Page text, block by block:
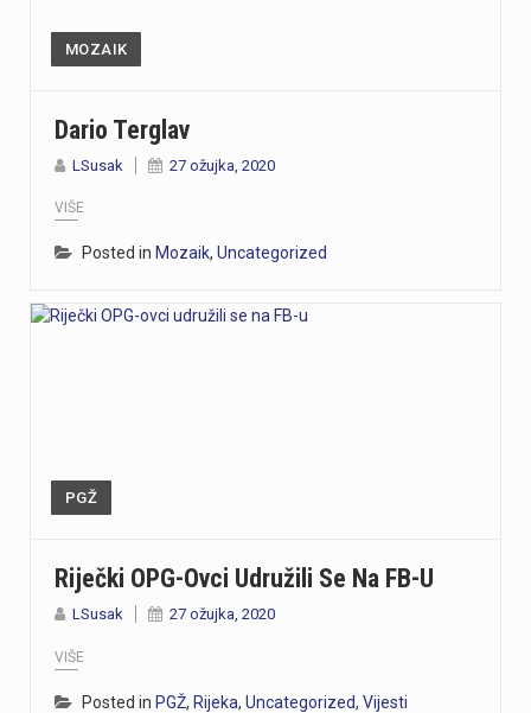
MOZAIK
Dario Terglav
LSusak 27 ožujka, 2020
VIŠE
Posted in Mozaik, Uncategorized
PGŽ
Riječki OPG-Ovci Udružili Se Na FB-U
LSusak 27 ožujka, 2020
VIŠE
Posted in PGŽ, Rijeka, Uncategorized, Vijesti